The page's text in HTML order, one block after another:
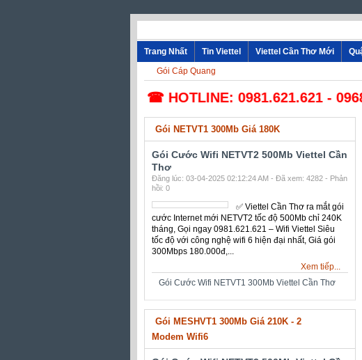
Trang Nhất Tin Viettel Viettel Cần Thơ Mới
Gói Cáp Quang
☎ HOTLINE: 0981.621.621 -
Gói NETVT1 300Mb Giá 180K
Gói Cước Wifi NETVT2 500Mb Viettel Cần
Thơ
Đăng lúc: 03-04-2025 02:12:24 AM - Đã xem: 4282 - Phản
hồi: 0
✅ ‎Viettel Cần Thơ ra mắt gói
cước Internet mới NETVT2
tốc độ 500Mb chỉ 240K
tháng, Gọi ngay
Siêu tốc độ với công nghệ
wifi 6 hiện đại nhất, Giá gói
300Mbps 180.000đ,...
Gói Cước Wifi NETVT1 300Mb Viettel Cần Thơ